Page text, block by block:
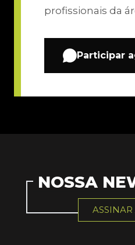
profissionais da
Participar
NOSSA